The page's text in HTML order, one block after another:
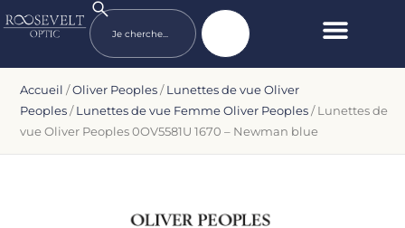
Accueil /Oliver Peoples/Lunettes de vue Oliver
Peoples/Lunettes de vue Femme Oliver Peoples/ Lunettes de
vue Oliver Peoples 0OV5581U 1670 – Newman blue